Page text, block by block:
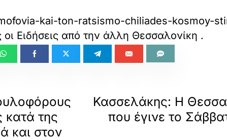
kai-ton-ratsismo-chiliades-kosmoy-
Ειδήσεις από την άλλη Θεσσαλονίκη .
κατά της
και στον
Κασσελάκης: Η
που έγινε το